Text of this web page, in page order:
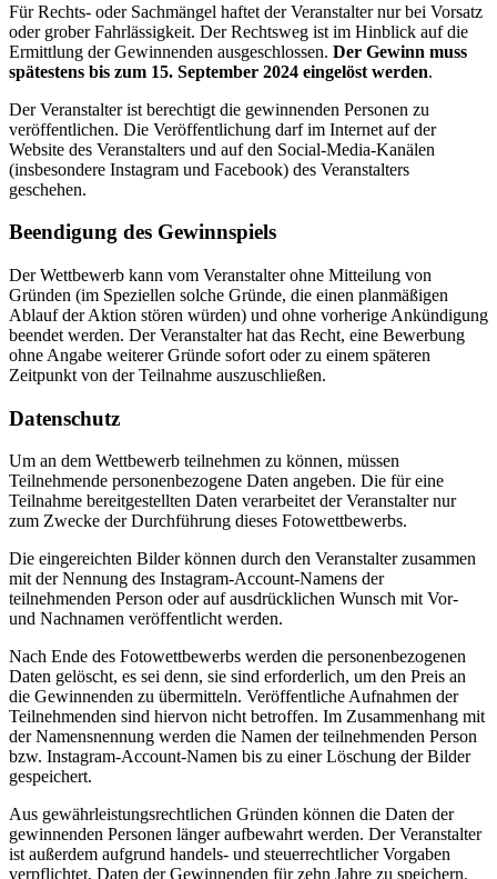
Für Rechts- oder Sachmängel haftet der Veranstalter nur bei Vorsatz
oder grober Fahrlässigkeit. Der Rechtsweg ist im Hinblick auf die
Ermittlung der Gewinnenden ausgeschlossen. Der Gewinn muss
spätestens bis zum 15. September 2024 eingelöst werden.
Der Veranstalter ist berechtigt die gewinnenden Personen zu
veröffentlichen. Die Veröffentlichung darf im Internet auf der
Website des Veranstalters und auf den Social-Media-Kanälen
(insbesondere Instagram und Facebook) des Veranstalters
geschehen.
Beendigung des Gewinnspiels
Der Wettbewerb kann vom Veranstalter ohne Mitteilung von
Gründen (im Speziellen solche Gründe, die einen planmäßigen
Ablauf der Aktion stören würden) und ohne vorherige Ankündigung
beendet werden. Der Veranstalter hat das Recht, eine Bewerbung
ohne Angabe weiterer Gründe sofort oder zu einem späteren
Zeitpunkt von der Teilnahme auszuschließen.
Datenschutz
Um an dem Wettbewerb teilnehmen zu können, müssen
Teilnehmende personenbezogene Daten angeben. Die für eine
Teilnahme bereitgestellten Daten verarbeitet der Veranstalter nur
zum Zwecke der Durchführung dieses Fotowettbewerbs.
Die eingereichten Bilder können durch den Veranstalter zusammen
mit der Nennung des Instagram-Account-Namens der
teilnehmenden Person oder auf ausdrücklichen Wunsch mit Vor-
und Nachnamen veröffentlicht werden.
Nach Ende des Fotowettbewerbs werden die personenbezogenen
Daten gelöscht, es sei denn, sie sind erforderlich, um den Preis an
die Gewinnenden zu übermitteln. Veröffentliche Aufnahmen der
Teilnehmenden sind hiervon nicht betroffen. Im Zusammenhang mit
der Namensnennung werden die Namen der teilnehmenden Person
bzw. Instagram-Account-Namen bis zu einer Löschung der Bilder
gespeichert.
Aus gewährleistungsrechtlichen Gründen können die Daten der
gewinnenden Personen länger aufbewahrt werden. Der Veranstalter
ist außerdem aufgrund handels- und steuerrechtlicher Vorgaben
verpflichtet, Daten der Gewinnenden für zehn Jahre zu speichern.